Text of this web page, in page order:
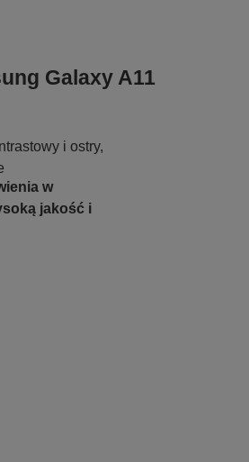
Galaxy A11
i ostry,
w
jakość i